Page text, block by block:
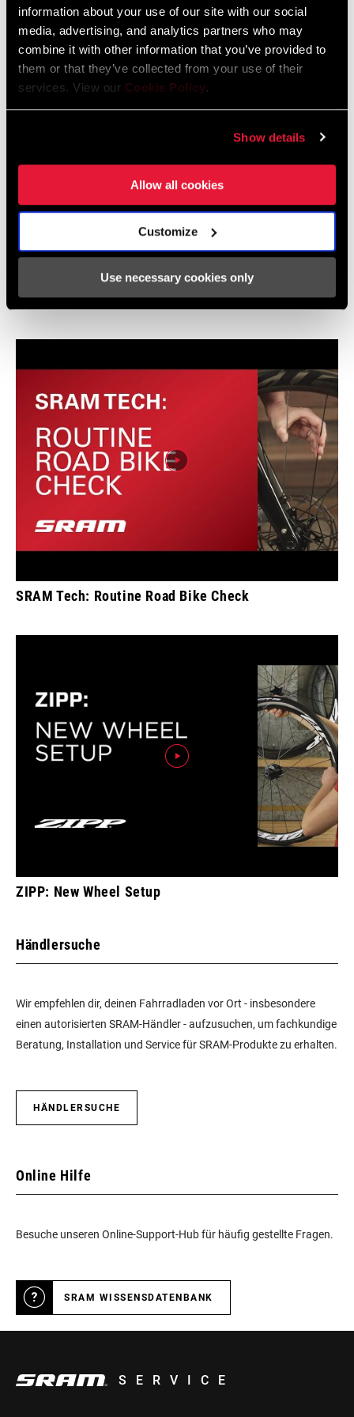
information about your use of our site with our social
media, advertising, and analytics partners who may
combine it with other information that you’ve provided to
them or that they’ve collected from your use of their
services. View our Cookie Policy.
Show details
Allow all cookies
Customize
Use necessary cookies only
Sprache: Ελληνικά, Română, Język polski,
English, Dansk, Český Jazyk
80 KB
SRAM und Zipp Gewährleistung
Alle verfügbaren Sprachen anzeigen
SRAM Tech: Routine Road Bike Check
ZIPP: New Wheel Setup
Händlersuche
Wir empfehlen dir, deinen Fahrradladen vor Ort - insbesondere
einen autorisierten SRAM-Händler - aufzusuchen, um fachkundige
Beratung, Installation und Service für SRAM-Produkte zu erhalten.
HÄNDLERSUCHE
Online Hilfe
Besuche unseren Online-Support-Hub für häufig gestellte Fragen.
SRAM WISSENSDATENBANK
SERVICE